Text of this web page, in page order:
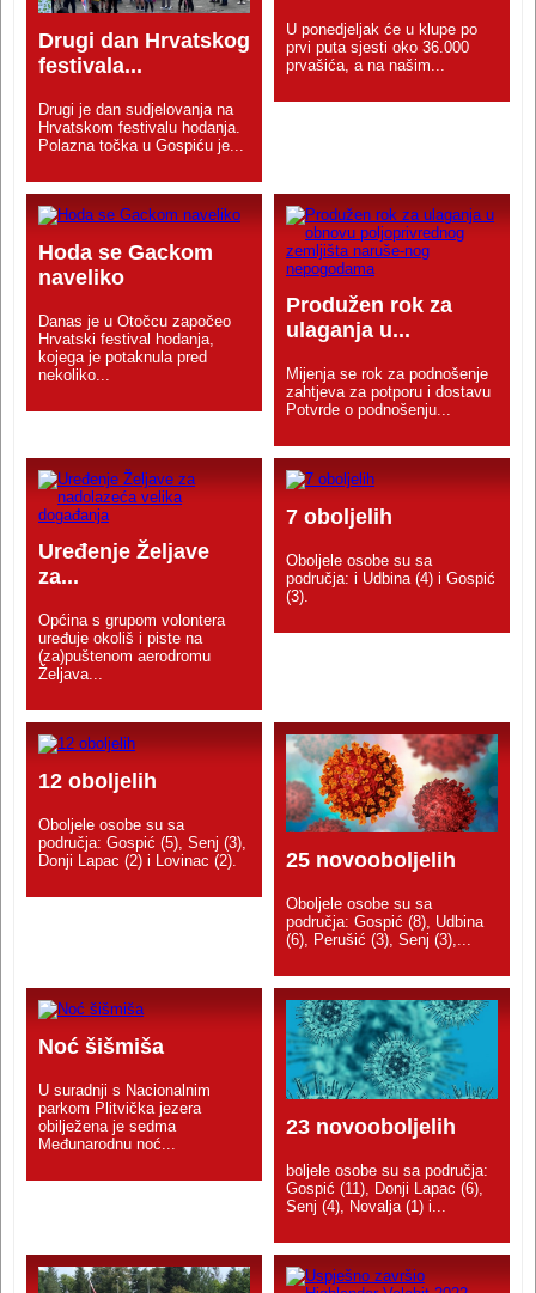
Drugi dan Hrvatskog
festivala...
Drugi je dan sudjelovanja na
Hrvatskom festivalu hodanja.
Polazna točka u Gospiću je...
U ponedjeljak će u klupe po
prvi puta sjesti oko 36.000
prvašića, a na našim...
Hoda se Gackom
naveliko
Danas je u Otočcu započeo
Hrvatski festival hodanja,
kojega je potaknula pred
nekoliko...
Produžen rok za
ulaganja u...
Mijenja se rok za podnošenje
zahtjeva za potporu i dostavu
Potvrde o podnošenju...
Uređenje Željave
za...
Općina s grupom volontera
uređuje okoliš i piste na
(za)puštenom aerodromu
Željava...
7 oboljelih
Oboljele osobe su sa
područja: i Udbina (4) i Gospić
(3).
12 oboljelih
Oboljele osobe su sa
područja: Gospić (5), Senj (3),
Donji Lapac (2) i Lovinac (2).
25 novooboljelih
Oboljele osobe su sa
područja: Gospić (8), Udbina
(6), Perušić (3), Senj (3),...
Noć šišmiša
U suradnji s Nacionalnim
parkom Plitvička jezera
obilježena je sedma
Međunarodnu noć...
23 novooboljelih
boljele osobe su sa područja:
Gospić (11), Donji Lapac (6),
Senj (4), Novalja (1) i...